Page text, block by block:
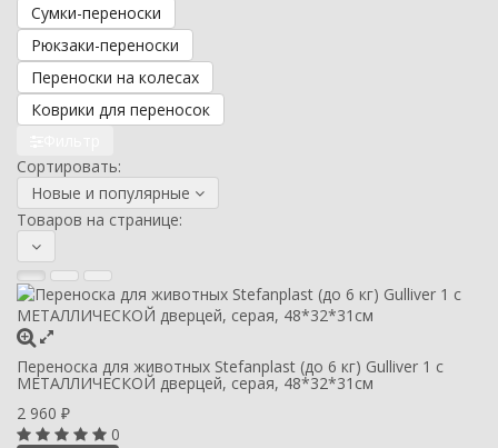
Сумки-переноски
Рюкзаки-переноски
Переноски на колесах
Коврики для переносок
Сортировать:
Новые и популярные
Товаров на странице:
Переноска для животных Stefanplast (до 6 кг) Gulliver 1 с
МЕТАЛЛИЧЕСКОЙ дверцей, серая, 48*32*31см
2 960 ₽
0